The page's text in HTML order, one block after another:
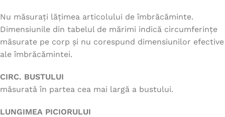
Nu măsurați lățimea articolului de îmbrăcăminte.
Dimensiunile din tabelul de mărimi indică circumferințe
măsurate pe corp și nu corespund dimensiunilor efective
ale îmbrăcămintei.
CIRC. BUSTULUI
măsurată în partea cea mai largă a bustului.
LUNGIMEA PICIORULUI